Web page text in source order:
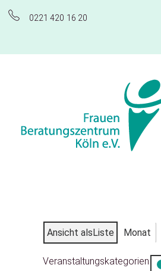
0221 420 16 20
Ansicht alsListe Monat
Veranstaltungskategorien